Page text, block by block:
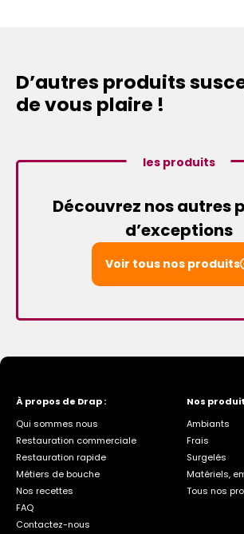
D’autres produits
de vous plaire !
les produits
Découvrez nos autres
d’exceptions
Voir tous nos produits
À propos de Drap :
Qui sommes nous
Restauration commerciale
Restauration rapide
Métiers de bouche
Nos recettes
FAQ
Contactez-nous
Nos
Ambiants
Frais
Surgelés
Matériels,
Tous nos